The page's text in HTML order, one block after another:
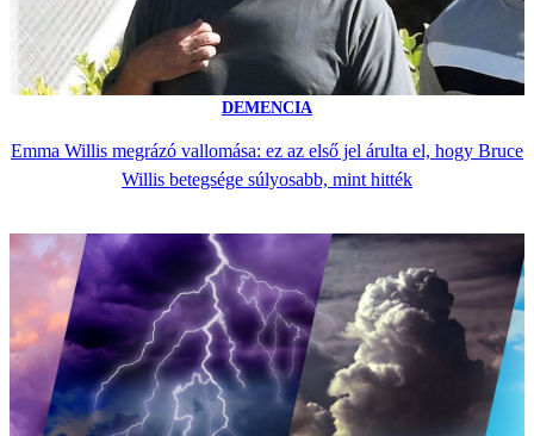
DEMENCIA
Emma Willis megrázó vallomása: ez az első jel árulta el, hogy Bruce
Willis betegsége súlyosabb, mint hitték